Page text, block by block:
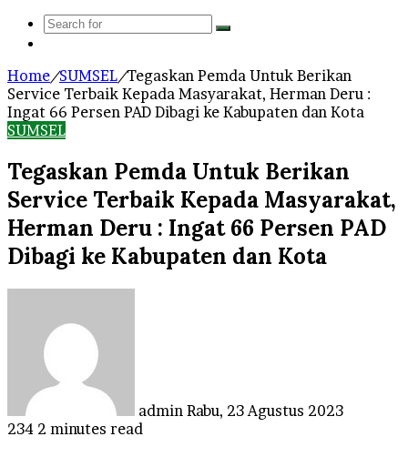
Search
Home/SUMSEL/Tegaskan Pemda Untuk Berikan
Service Terbaik Kepada Masyarakat, Herman Deru :
Ingat 66 Persen PAD Dibagi ke Kabupaten dan Kota
SUMSEL
Tegaskan Pemda Untuk Berikan
Service Terbaik Kepada Masyarakat,
Herman Deru : Ingat 66 Persen PAD
Dibagi ke Kabupaten dan Kota
admin Rabu, 23 Agustus 2023
234 2 minutes read